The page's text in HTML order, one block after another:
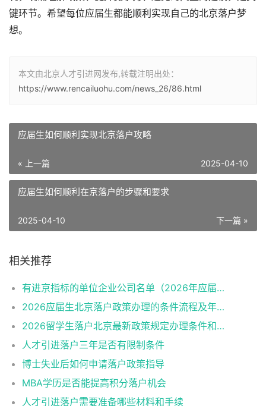
键环节。希望每位应届生都能顺利实现自己的北京落户梦
想。
本文由北京人才引进网发布,转载注明出处：
https://www.rencailuohu.com/news_26/86.html
应届生如何顺利实现北京落户攻略
« 上一篇 2025-04-10
应届生如何顺利在京落户的步骤和要求
下一篇 »
2025-04-10
相关推荐
有进京指标的单位企业公司名单（2026年应届生留学生）
2026应届生北京落户政策办理的条件流程及年龄限制
2026留学生落户北京最新政策规定办理条件和材料及流程
人才引进落户三年是否有限制条件
博士失业后如何申请落户政策指导
MBA学历是否能提高积分落户机会
人才引进落户需要准备哪些材料和手续